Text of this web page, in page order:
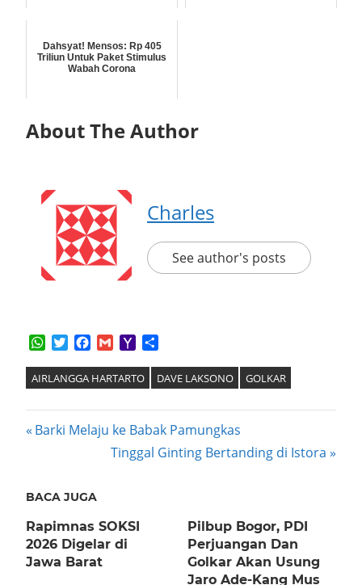
Dahsyat! Mensos: Rp 405
Triliun Untuk Paket Stimulus
Wabah Corona
About The Author
Charles
See author's posts
WhatsApp
TwitterFacebook
GmailYahoo
AIRLANGGA HARTARTO DAVE LAKSONO GOLKAR
Post
navigation
Previous
Barki Melaju ke Babak Pamungkas
Next
Tinggal Ginting Bertanding di Istora
BACA JUGA
Rapimnas SOKSI
2026 Digelar di
Jawa Barat
Pilbup Bogor, PDI
Perjuangan Dan
Golkar Akan Usung
Jaro Ade-Kang Mus